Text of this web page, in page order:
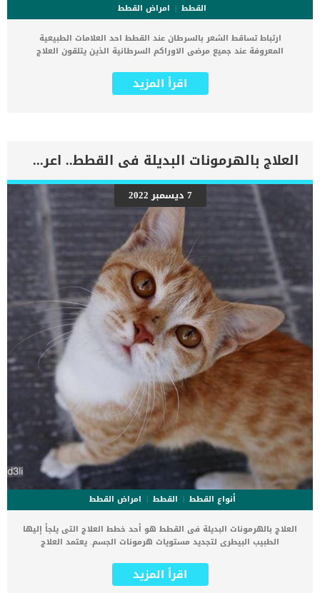
القطط
امراض القطط
ارتباط تساقط الشعر بالسرطان عند القطط احد العلامات الطبيعية
المعروفة عند جميع مرضى الاوراكم السرطانية الذين يتلقون العلاج
وذلك بسبب تغير وتجديد بصيلات الشعر. اسباب ارتباط تساقط الشعر
بالسرطان عند القطط عوامل وراثيةحساسيةتفاعل مع المنظفات والمواد
“الثعلبة” عند القطط, تماما كما يحدث للانسان. نظرا لان العوامل المؤدي
إلى تساقط شعر القطط كثيرة ومتنوعة فعليك بالتوجه الى الطبيب
البيطرى بسرعة شديدة لاكتشاف المشكلة والتعامل معها. أعراض تدل
على ارتباط تساقط الشعر بالسرطان عند القطط.. تعرف عليها راقب قطتك
جيدا فالأعراض المصاحبة لتساقط الشعر كثيرة ومتشابهة, وتساقط الشعر
وحده لا يعتبر دليلا قاطعا على اصابة قطتك بالسرطان فيجب عليك البحث
عن عرض آخر بجانب تساقط الشعر مثل : القئالاسهالالقلق ما هي العلامة
الاساسية لإثبات حقيقة ارتباط تساقط الشعر بالسرطان عند القطط ؟ أن
تظهر علامة صلعاء شديدة اللمعان والتى تدل على فقدان الجسم لطبقات
الجلد العليا فى جسم القطة. كما يرتبط تساقط الشعر بالسرطان عند
القطط بشكل خاص سرطان البنكرياس وذلك يرجع الى عدم […]
اقرأ المزيد
العلاج بالهرمونات البديلة فى القطط.. اعرف بالتفاصيل
7 ديسمبر 2022
أنواع القطط القطط
امراض القطط
العلاج بالهرمونات البديلة فى القطط هو أحد خطط العلاج التى يلجأ إليها
الطبيب البيطرى لتجديد مستويات هرمونات الجسم. يعتمد العلاج
اثنين من جسم القطة. تكرار الإصابات والعمليات الجراحية يمكن ان يقلل
من مستويات الهرمونات داخل جسم القطة. كذلك تنضب الهرمونات فى
اقرأ المزيد